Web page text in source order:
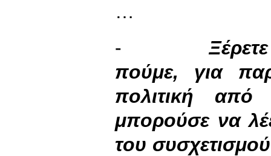
…
-
πούμε, για
πολιτική
μπορούσε να
του